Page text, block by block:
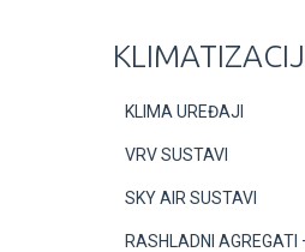
KLIMA UREĐAJI
VRV SUSTAVI
SKY AIR SUSTAVI
RASHLADNI AGREGATI